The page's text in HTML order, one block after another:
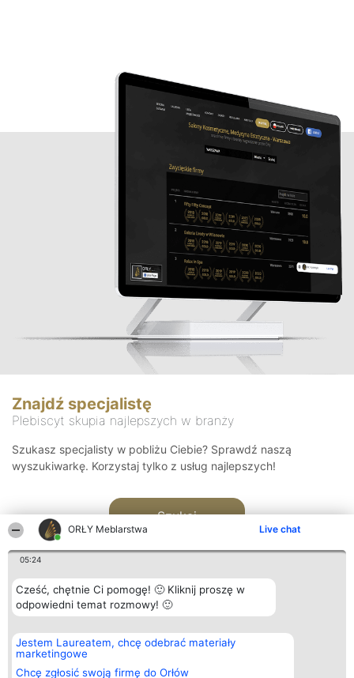
ORŁY Meblarstwa Live chat
05:24
Cześć, chętnie Ci pomogę! 🙂 Kliknij proszę w
odpowiedni temat rozmowy! 🙂
Jestem Laureatem, chcę odebrać materiały
marketingowe
Chcę zgłosić swoją firmę do Orłów
Znajdź specjalistę
Plebiscyt skupia najlepszych w branży
Szukasz specjalisty w pobliżu Ciebie? Sprawdź naszą
wyszukiwarkę. Korzystaj tylko z usług najlepszych!
Szukaj
Organizator plebiscytu
Bright Side Solutions sp. z o.
o. sp. k.
ul. Ruska 22
Plebiscyt
Laureaci
wszystkich
Kontakt
Kontakt